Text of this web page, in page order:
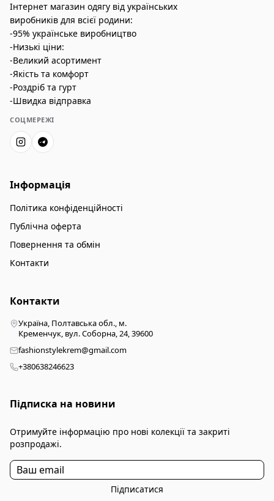
Інтернет магазин одягу від українських
виробників для всієї родини:
-95% українське виробництво
-Низькі ціни:
-Великий асортимент
-Якість та комфорт
-Роздріб та гурт
-Швидка відправка
СОЦМЕРЕЖІ
Інформація
Політика конфіденційності
Публічна оферта
Повернення та обмін
Контакти
Контакти
Україна, Полтавська обл., м.
Кременчук, вул. Соборна, 24, 39600
fashionstylekrem@gmail.com
+380638246623
Підписка на новини
Отримуйте інформацію про нові колекції та закриті
розпродажі.
Підписатися